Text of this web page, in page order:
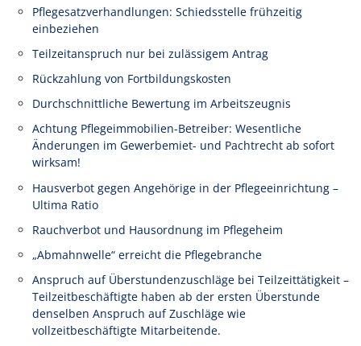
Pflegesatzverhandlungen: Schiedsstelle frühzeitig
einbeziehen
Teilzeitanspruch nur bei zulässigem Antrag
Rückzahlung von Fortbildungskosten
Durchschnittliche Bewertung im Arbeitszeugnis
Achtung Pflegeimmobilien-Betreiber: Wesentliche
Änderungen im Gewerbemiet- und Pachtrecht ab sofort
wirksam!
Hausverbot gegen Angehörige in der Pflegeeinrichtung –
Ultima Ratio
Rauchverbot und Hausordnung im Pflegeheim
„Abmahnwelle“ erreicht die Pflegebranche
Anspruch auf Überstundenzuschläge bei Teilzeittätigkeit –
Teilzeitbeschäftigte haben ab der ersten Überstunde
denselben Anspruch auf Zuschläge wie
vollzeitbeschäftigte Mitarbeitende.